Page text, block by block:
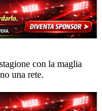
con la maglia
una rete.